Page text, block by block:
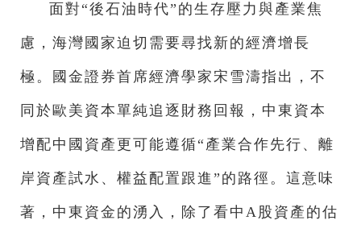
面對“後石油時代”的生存壓力與產業焦
慮，海灣國家迫切需要尋找新的經濟增長
極。國金證券首席經濟學家宋雪濤指出，不
同於歐美資本單純追逐財務回報，中東資本
增配中國資產更可能遵循“產業合作先行、離
岸資產試水、權益配置跟進”的路徑。這意味
著，中東資金的湧入，除了看中A股資產的估